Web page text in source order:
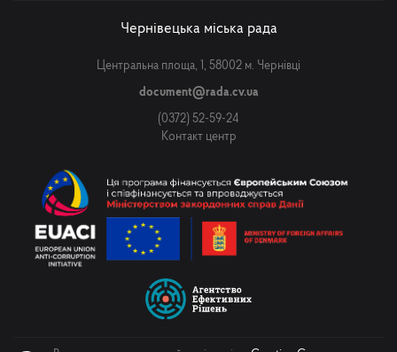
Чернівецька міська рада
Центральна площа, 1, 58002 м. Чернівці
document@rada.cv.ua
(0372) 52-59-24
Контакт центр